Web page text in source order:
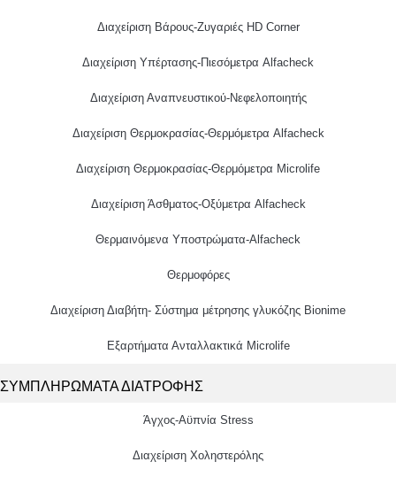
Διαχείριση Βάρους-Ζυγαριές HD Corner
Διαχείριση Υπέρτασης-Πιεσόμετρα Alfacheck
Διαχείριση Αναπνευστικού-Νεφελοποιητής
Διαχείριση Θερμοκρασίας-Θερμόμετρα Alfacheck
Διαχείριση Θερμοκρασίας-Θερμόμετρα Microlife
Διαχείριση Άσθματος-Οξύμετρα Alfacheck
Θερμαινόμενα Υποστρώματα-Alfacheck
Θερμοφόρες
Διαχείριση Διαβήτη- Σύστημα μέτρησης γλυκόζης Bionime
Εξαρτήματα Ανταλλακτικά Microlife
ΣΥΜΠΛΗΡΩΜΑΤΑ ΔΙΑΤΡΟΦΗΣ
Άγχος-Αϋπνία Stress
Διαχείριση Χοληστερόλης